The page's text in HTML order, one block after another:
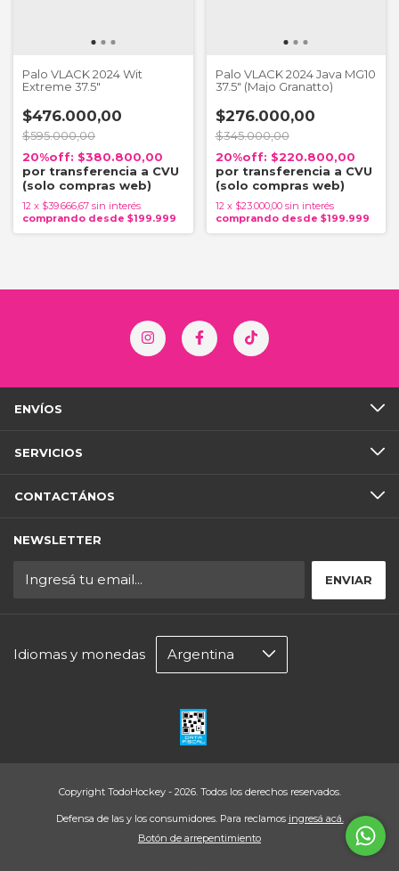
Palo VLACK 2024 Wit
Extreme 37.5"
$476.000,00
$595.000,00
$380.800,00
12 x $39.666,67 sin interés
Palo VLACK 2024 Java MG10
37.5" (Majo Granatto)
$276.000,00
$345.000,00
$220.800,00
12 x $23.000,00 sin interés
ENVÍOS
SERVICIOS
CONTACTÁNOS
NEWSLETTER
Idiomas y monedas
Copyright TodoHockey - 2026. Todos los derechos reservados.
Defensa de las y los consumidores. Para reclamos ingresá acá.
Botón de arrepentimiento